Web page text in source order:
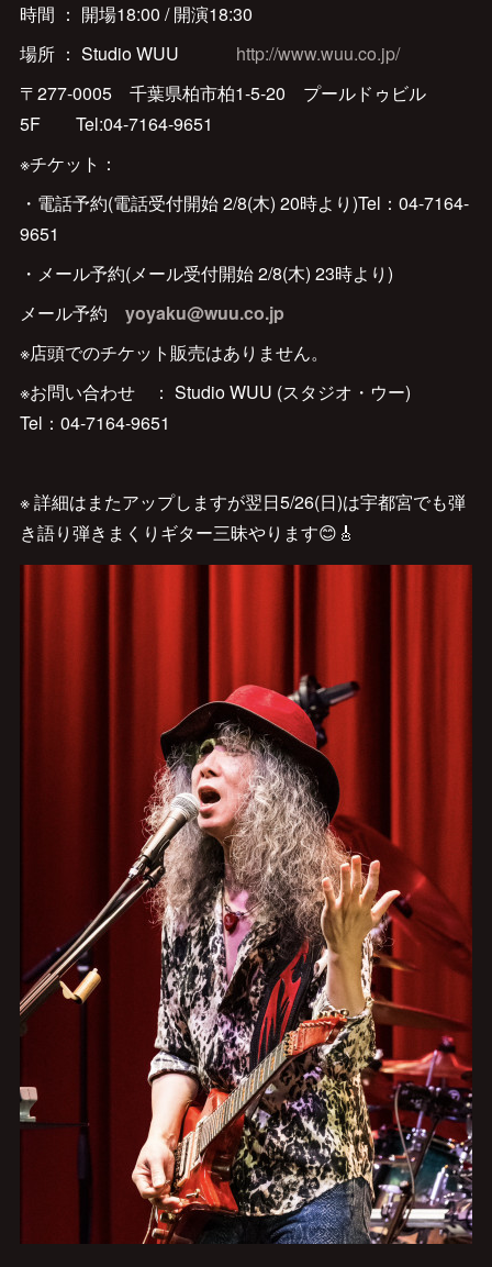
時間 ： 開場18:00 / 開演18:30
場所 ： Studio WUU http://www.wuu.co.jp/
〒277-0005 千葉県柏市柏1-5-20 プールドゥビル
5F Tel:‪04-7164-9651‬
※チケット：
・電話予約(電話受付開始 2/8(木) 20時より)Tel：‪04-7164-
9651‬
・メール予約(メール受付開始 2/8(木) 23時より)
メール予約 yoyaku@wuu.co.jp
※店頭でのチケット販売はありません。
※お問い合わせ ： Studio WUU (スタジオ・ウー)
Tel：‪04-7164-9651‬
※ 詳細はまたアップしますが翌日5/26(日)は宇都宮でも弾
き語り弾きまくりギター三昧やります😊🎸